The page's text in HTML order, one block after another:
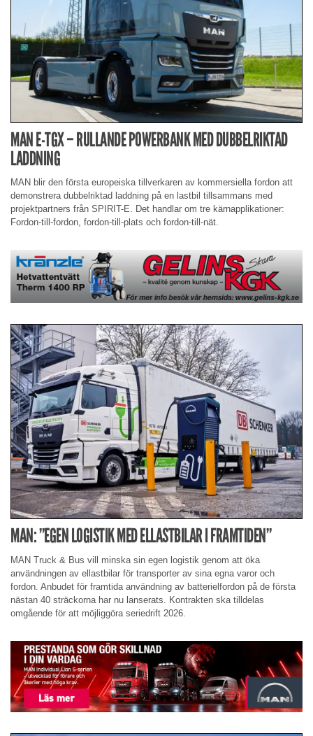
MAN E-TGX – RULLANDE POWERBANK MED DUBBELRIKTAD
LADDNING
MAN blir den första europeiska tillverkaren av kommersiella fordon att
demonstrera dubbelriktad laddning på en lastbil tillsammans med
projektpartners från SPIRIT-E. Det handlar om tre kärnapplikationer:
Fordon-till-fordon, fordon-till-plats och fordon-till-nät.
MAN: ”EGEN LOGISTIK MED ELLASTBILAR I FRAMTIDEN”
MAN Truck & Bus vill minska sin egen logistik genom att öka
användningen av ellastbilar för transporter av sina egna varor och
fordon. Anbudet för framtida användning av batterielfordon på de första
nästan 40 sträckorna har nu lanserats. Kontrakten ska tilldelas
omgående för att möjliggöra seriedrift 2026.